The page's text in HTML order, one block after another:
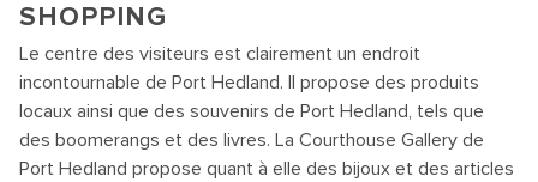
SHOPPING
Le centre des visiteurs est clairement un endroit
incontournable de Port Hedland. Il propose des produits
locaux ainsi que des souvenirs de Port Hedland, tels que
des boomerangs et des livres. La Courthouse Gallery de
Port Hedland propose quant à elle des bijoux et des articles